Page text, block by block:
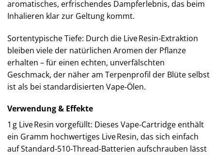
aromatisches, erfrischendes Dampferlebnis, das beim
Inhalieren klar zur Geltung kommt.
Sortentypische Tiefe: Durch die Live Resin‑Extraktion
bleiben viele der natürlichen Aromen der Pflanze
erhalten – für einen echten, unverfälschten
Geschmack, der näher am Terpenprofil der Blüte selbst
ist als bei standardisierten Vape‑Ölen.
Verwendung & Effekte
1 g Live Resin vorgefüllt: Dieses Vape‑Cartridge enthält
ein Gramm hochwertiges Live Resin, das sich einfach
auf Standard‑510‑Thread‑Batterien aufschrauben lässt